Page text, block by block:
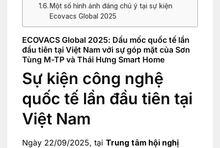
Một số hình ảnh đáng chú ý tại sự kiện
Ecovacs Global 2025
ECOVACS Global 2025: Dấu mốc quốc tế lần
đầu tiên tại Việt Nam với sự góp mặt của Sơn
Tùng M-TP và Thái Hưng Smart Home
Sự kiện công nghệ
quốc tế lần đầu tiên tại
Việt Nam
Ngày 22/09/2025, tại Trung tâm hội nghị